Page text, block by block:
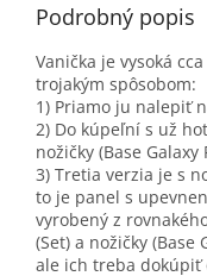
Podrobný popis
Vanička je vysoká
trojakým spôsobom:
1) Priamo ju nalepiť
2) Do kúpeľní s už
nožičky (Base Galaxy
3) Tretia verzia je s
to je panel s
vyrobený z
(Set) a nožičky (Base
ale ich treba dokúpiť